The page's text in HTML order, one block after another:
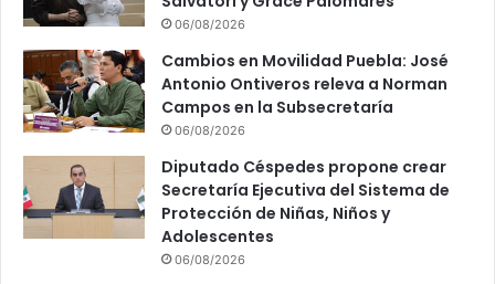
06/08/2026
Cambios en Movilidad Puebla: José
Antonio Ontiveros releva a Norman
Campos en la Subsecretaría
06/08/2026
Diputado Céspedes propone crear
Secretaría Ejecutiva del Sistema de
Protección de Niñas, Niños y
Adolescentes
06/08/2026